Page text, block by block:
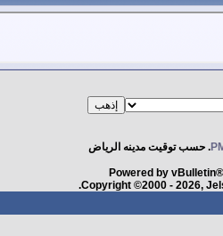
. حسب توقيت مدينه الرياض
Powered by
Copyright ©2000 - 2026,